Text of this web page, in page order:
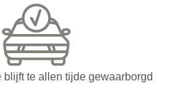
blijft te allen tijde gewaarborgd